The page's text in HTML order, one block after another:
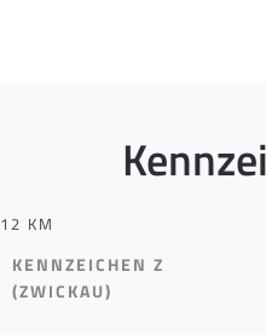
12 KM
KENNZEICHEN Z
(ZWICKAU)